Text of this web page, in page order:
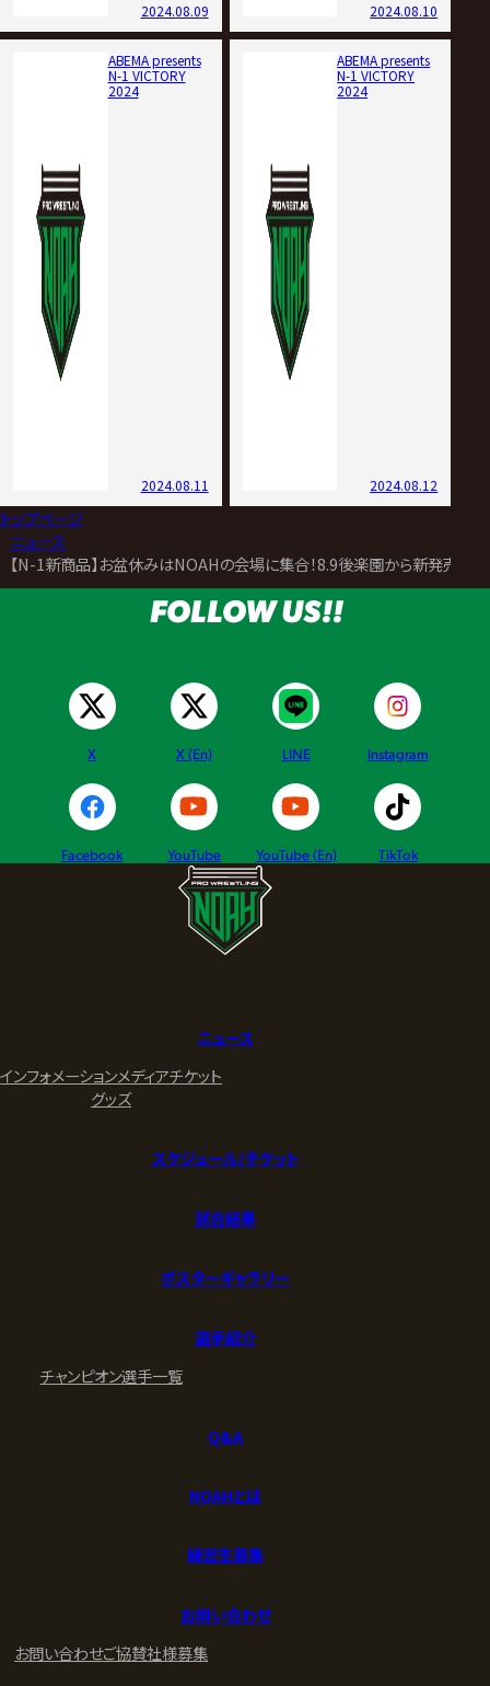
2024.08.09 2024.08.10
ABEMA presents
N-1 VICTORY
2024
2024.08.11
ABEMA presents
N-1 VICTORY
2024
2024.08.12
トップページ
ニュース
【N-1新商品】お盆休みはNOAHの会場に集合！8.9後楽園から新発売の
FOLLOW US!!
X X (En) LINE Instagram
Facebook YouTube YouTube (En) TikTok
ニュース
インフォメーションメディアチケット
グッズ
スケジュール/チケット
試合結果
ポスターギャラリー
選手紹介
チャンピオン選手一覧
Q&A
NOAHとは
練習生募集
お問い合わせ
お問い合わせご協賛社様募集